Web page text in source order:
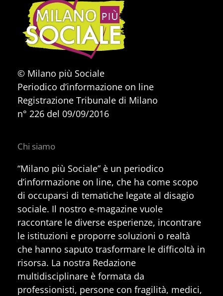
© Milano più Sociale
Periodico d’informazione on line
Registrazione Tribunale di Milano
n° 226 del 09/09/2016
Chi siamo
“Milano più Sociale” è un periodico
d’informazione on line, che ha come scopo
di occuparsi di tematiche legate al disagio
sociale. Il nostro e-magazine vuole
raccontare le diverse esperienze, incontrare
le istituzioni e proporre soluzioni o realtà
che hanno saputo trasformare le difficoltà in
risorsa. La nostra Redazione
multidisciplinare è formata da
professionisti, persone con fragilità, medici,